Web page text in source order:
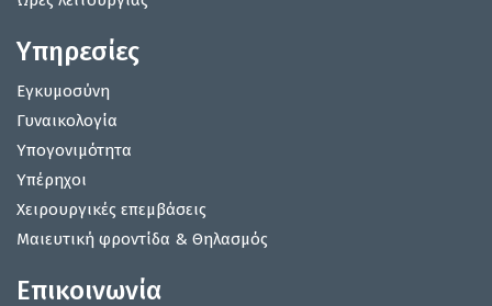
Υπηρεσίες
Εγκυμοσύνη
Γυναικολογία
Υπογονιμότητα
Υπέρηχοι
Χειρουργικές επεμβάσεις
Μαιευτική φροντίδα & Θηλασμός
Επικοινωνία